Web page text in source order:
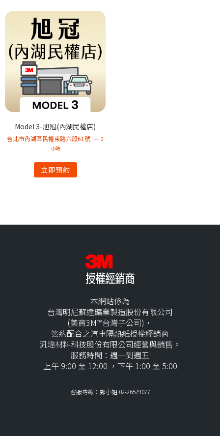
Model 3-旭冠(內湖民權店)
台北市內湖區民權東路六段61號
2
小時
立即預約
本網站係為
台灣明尼蘇達礦業製造股份有限公司
(美商3M™台灣子公司)，
簽約配合之汽車隔熱紙授權經銷商
汎瑋材料科技股份有限公司經營與銷售。
服務時間：週一到週五
上午 9:00 至 12:00 ，下午 1:00 至 5:00
客服專線：鄭小姐 02-26579077